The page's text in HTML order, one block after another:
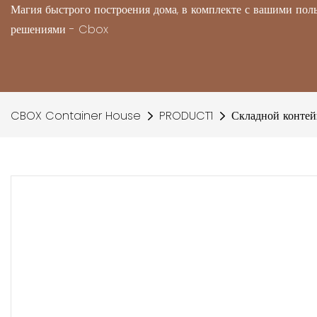
Магия быстрого построения дома, в комплекте с вашими
решениями - Cbox
CBOX Container House PRODUCT1 Складной